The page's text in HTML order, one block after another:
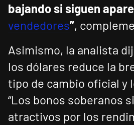
bajando si siguen
vendedores”,
Asimismo, la analista
los dólares reduce la
tipo de cambio oficial y
“Los bonos soberanos
atractivos por los